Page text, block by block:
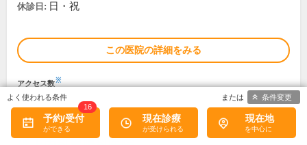
休診日: 日・祝
この医院の詳細をみる
アクセス数※
予約/受付
16
現在診療 現在地
条件変更